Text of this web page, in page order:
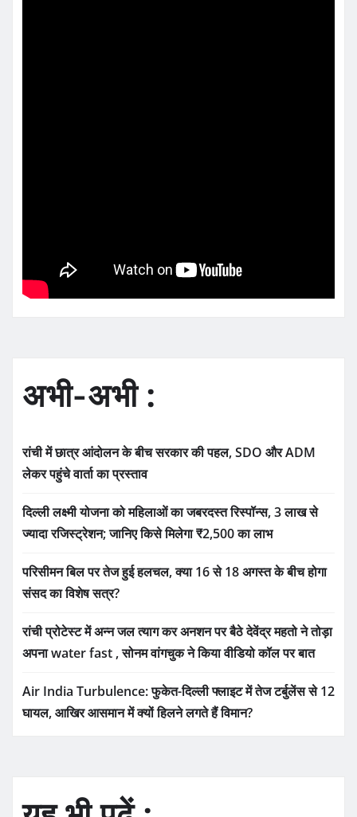
अभी-अभी :
रांची में छात्र आंदोलन के बीच सरकार की पहल, SDO और ADM
लेकर पहुंचे वार्ता का प्रस्ताव
दिल्ली लक्ष्मी योजना को महिलाओं का जबरदस्त रिस्पॉन्स, 3 लाख से
ज्यादा रजिस्ट्रेशन; जानिए किसे मिलेगा ₹2,500 का लाभ
परिसीमन बिल पर तेज हुई हलचल, क्या 16 से 18 अगस्त के बीच होगा
संसद का विशेष सत्र?
रांची प्रोटेस्ट में अन्न जल त्याग कर अनशन पर बैठे देवेंद्र महतो ने तोड़ा
अपना water fast , सोनम वांगचुक ने किया वीडियो कॉल पर बात
Air India Turbulence: फुकेत-दिल्ली फ्लाइट में तेज टर्बुलेंस से 12
घायल, आखिर आसमान में क्यों हिलने लगते हैं विमान?